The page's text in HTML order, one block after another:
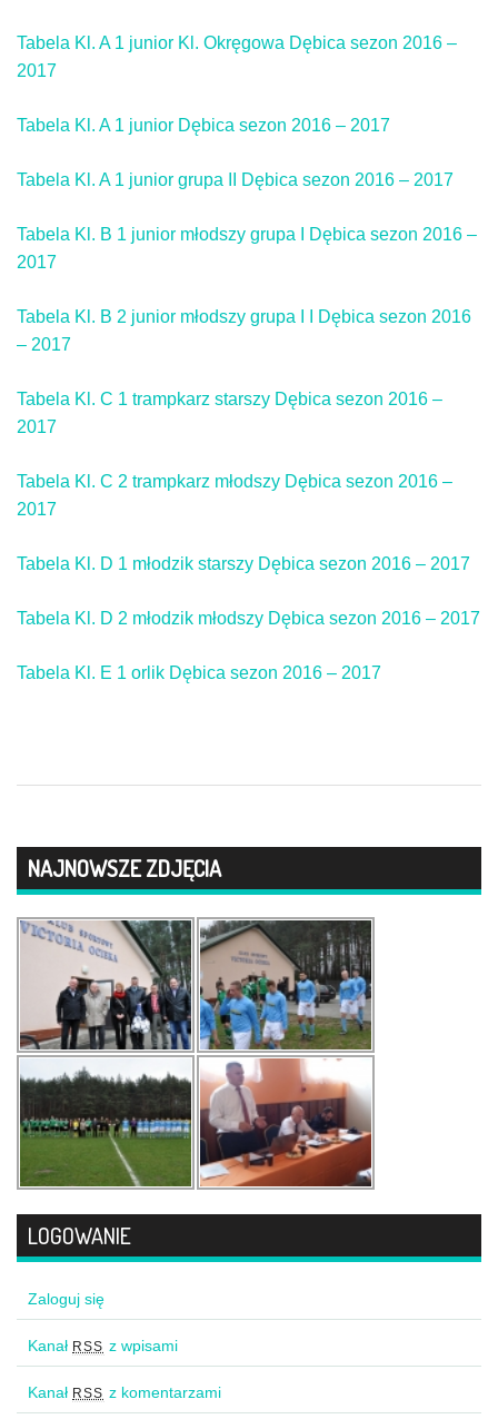
Tabela Kl. A 1 junior Kl. Okręgowa Dębica sezon 2016 –
2017
Tabela Kl. A 1 junior Dębica sezon 2016 – 2017
Tabela Kl. A 1 junior grupa II Dębica sezon 2016 – 2017
Tabela Kl. B 1 junior młodszy grupa I Dębica sezon 2016 –
2017
Tabela Kl. B 2 junior młodszy grupa I I Dębica sezon 2016
– 2017
Tabela Kl. C 1 trampkarz starszy Dębica sezon 2016 –
2017
Tabela Kl. C 2 trampkarz młodszy Dębica sezon 2016 –
2017
Tabela Kl. D 1 młodzik starszy Dębica sezon 2016 – 2017
Tabela Kl. D 2 młodzik młodszy Dębica sezon 2016 – 2017
Tabela Kl. E 1 orlik Dębica sezon 2016 – 2017
NAJNOWSZE ZDJĘCIA
LOGOWANIE
Zaloguj się
Kanał RSS z wpisami
Kanał RSS z komentarzami